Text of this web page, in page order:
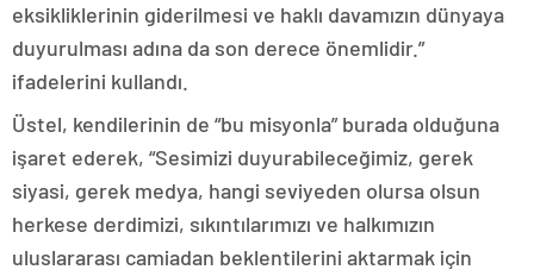
eksikliklerinin giderilmesi ve haklı davamızın dünyaya
duyurulması adına da son derece önemlidir.”
ifadelerini kullandı.
Üstel, kendilerinin de “bu misyonla” burada olduğuna
işaret ederek, “Sesimizi duyurabileceğimiz, gerek
siyasi, gerek medya, hangi seviyeden olursa olsun
herkese derdimizi, sıkıntılarımızı ve halkımızın
uluslararası camiadan beklentilerini aktarmak için